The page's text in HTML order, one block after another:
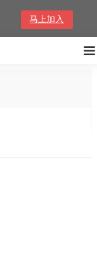
马上加入
